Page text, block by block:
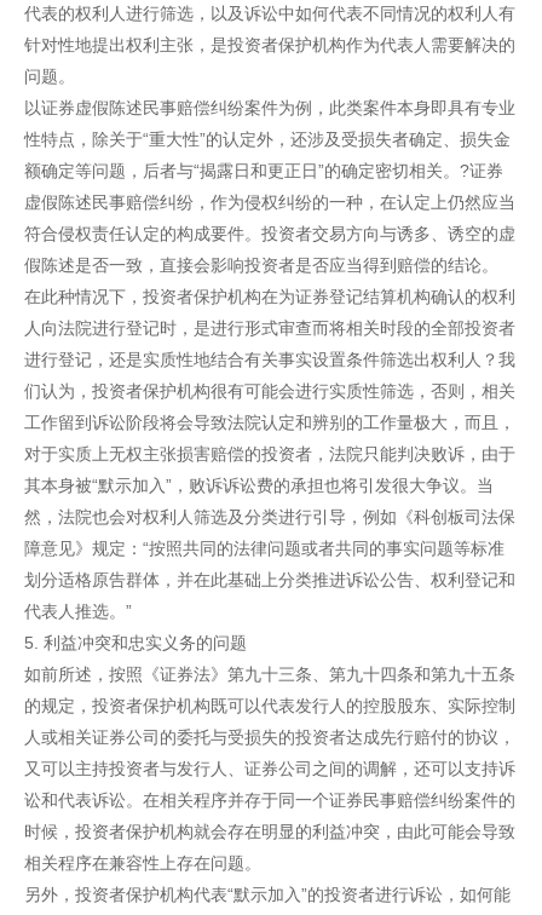
代表的权利人进行筛选，以及诉讼中如何代表不同情况的权利人有
针对性地提出权利主张，是投资者保护机构作为代表人需要解决的
问题。
以证券虚假陈述民事赔偿纠纷案件为例，此类案件本身即具有专业
性特点，除关于“重大性”的认定外，还涉及受损失者确定、损失金
额确定等问题，后者与“揭露日和更正日”的确定密切相关。?证券
虚假陈述民事赔偿纠纷，作为侵权纠纷的一种，在认定上仍然应当
符合侵权责任认定的构成要件。投资者交易方向与诱多、诱空的虚
假陈述是否一致，直接会影响投资者是否应当得到赔偿的结论。
在此种情况下，投资者保护机构在为证券登记结算机构确认的权利
人向法院进行登记时，是进行形式审查而将相关时段的全部投资者
进行登记，还是实质性地结合有关事实设置条件筛选出权利人？我
们认为，投资者保护机构很有可能会进行实质性筛选，否则，相关
工作留到诉讼阶段将会导致法院认定和辨别的工作量极大，而且，
对于实质上无权主张损害赔偿的投资者，法院只能判决败诉，由于
其本身被“默示加入”，败诉诉讼费的承担也将引发很大争议。当
然，法院也会对权利人筛选及分类进行引导，例如《科创板司法保
障意见》规定：“按照共同的法律问题或者共同的事实问题等标准
划分适格原告群体，并在此基础上分类推进诉讼公告、权利登记和
代表人推选。”
5. 利益冲突和忠实义务的问题
如前所述，按照《证券法》第九十三条、第九十四条和第九十五条
的规定，投资者保护机构既可以代表发行人的控股股东、实际控制
人或相关证券公司的委托与受损失的投资者达成先行赔付的协议，
又可以主持投资者与发行人、证券公司之间的调解，还可以支持诉
讼和代表诉讼。在相关程序并存于同一个证券民事赔偿纠纷案件的
时候，投资者保护机构就会存在明显的利益冲突，由此可能会导致
相关程序在兼容性上存在问题。
另外，投资者保护机构代表“默示加入”的投资者进行诉讼，如何能